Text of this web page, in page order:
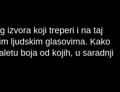
izvora koji treperi i na taj
ljudskim glasovima. Kako
boja od kojih, u saradnji